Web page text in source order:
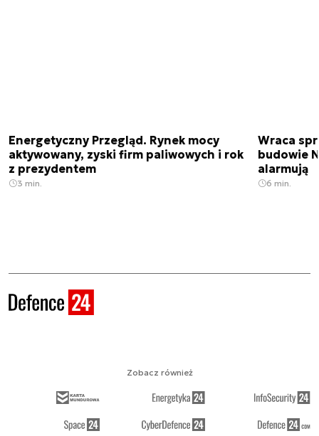
Energetyczny Przegląd. Rynek mocy
aktywowany, zyski firm paliwowych i rok
z prezydentem
3 min.
Wraca
budowie
alarmują
6 min.
Zobacz również